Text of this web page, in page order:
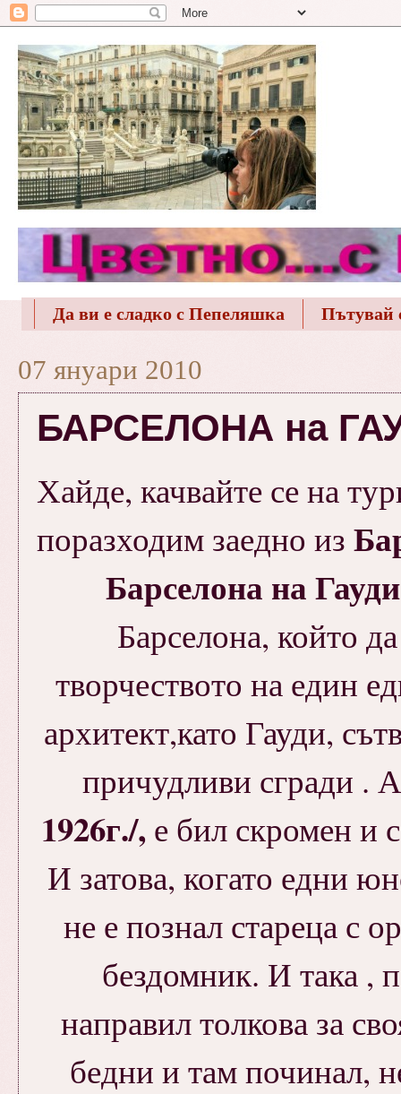
Да ви е сладко с Пепеляшка Пътувай
07 януари 2010
БАРСЕЛОНА на
Хайде, качвайте се на
поразходим заедно из
Барселона на Гауди
Барселона, който
творчеството на един
архитект,като Гауди,
причудливи сгради .
1926г./, е бил скромен и
И затова, когато едни
не е познал стареца с
бездомник. И така ,
направил толкова за
бедни и там починал,